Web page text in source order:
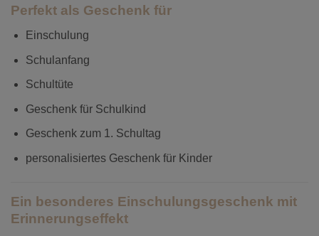
Perfekt als Geschenk für
Einschulung
Schulanfang
Schultüte
Geschenk für Schulkind
Geschenk zum 1. Schultag
personalisiertes Geschenk für Kinder
Ein besonderes Einschulungsgeschenk mit
Erinnerungseffekt